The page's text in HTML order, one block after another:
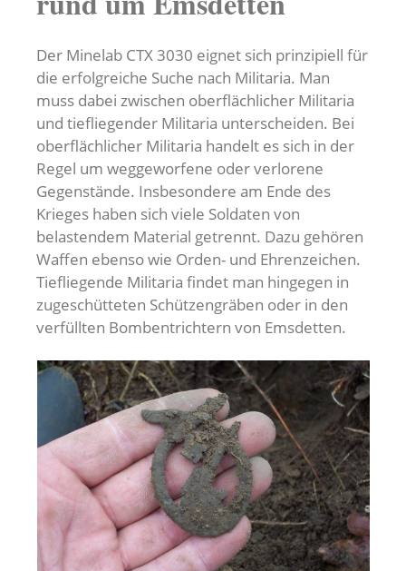
Der Minelab CTX 3030 eignet sich prinzipiell für
die erfolgreiche Suche nach Militaria. Man
muss dabei zwischen oberflächlicher Militaria
und tiefliegender Militaria unterscheiden. Bei
oberflächlicher Militaria handelt es sich in der
Regel um weggeworfene oder verlorene
Gegenstände. Insbesondere am Ende des
Krieges haben sich viele Soldaten von
belastendem Material getrennt. Dazu gehören
Waffen ebenso wie Orden- und Ehrenzeichen.
Tiefliegende Militaria findet man hingegen in
zugeschütteten Schützengräben oder in den
verfüllten Bombentrichtern von Emsdetten.